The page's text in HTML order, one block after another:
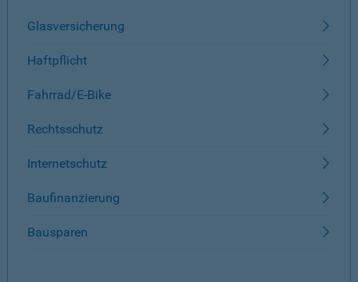
Glasversicherung
Haftpflicht
Fahrrad/E-Bike
Rechtsschutz
Internetschutz
Baufinanzierung
Bausparen